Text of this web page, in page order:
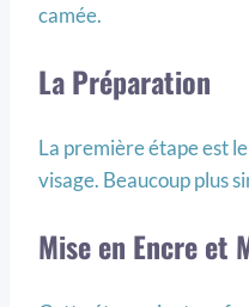
camée.
La Préparation
La première étape est
visage. Beaucoup plus
Mise en Encre et